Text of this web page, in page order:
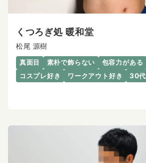
くつろぎ処 暖和堂
松尾 源樹
真面目 素朴で飾らない 包容力がある
コスプレ好き
ワークアウト好き 30代